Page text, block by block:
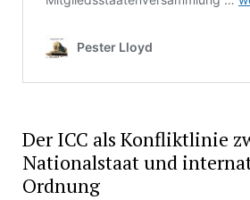
Der ICC als Konfliktlinie
Nationalstaat und
Ordnung